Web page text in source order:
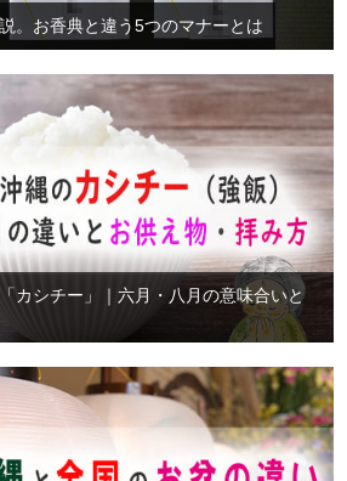
。お香典と違う5つのマナーとは
カシチー」｜六月・八月の意味合いと